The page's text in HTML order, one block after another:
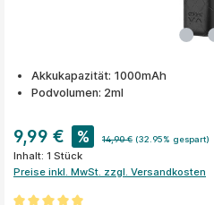
Akkukapazität: 1000mAh
Podvolumen: 2ml
9,99 € % 14,90 € (32.95% gespart)
Inhalt: 1 Stück
Preise inkl. MwSt. zzgl. Versandkosten